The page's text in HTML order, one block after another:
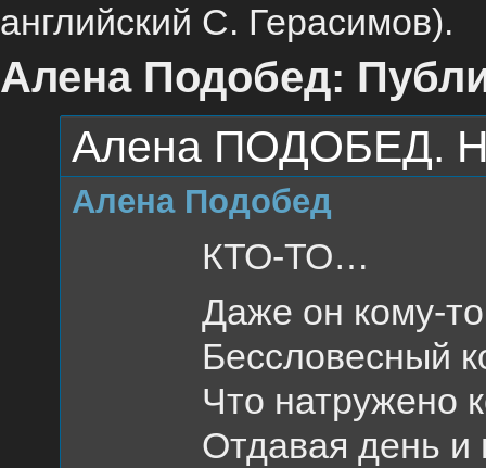
английский С. Герасимов).
Алена Подобед:
Алена ПОДОБЕД.
Алена Подобед
КТО-ТО…
Даже он кому-
Бессловесный
Что натружено
Отдавая день и